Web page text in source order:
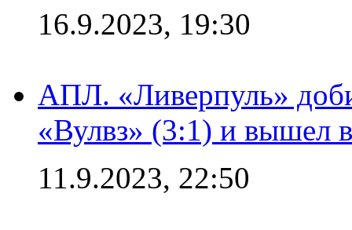
16.9.2023, 19:30
АПЛ. «Ливерпуль»
«Вулвз» (3:1) и вышел
11.9.2023, 22:50